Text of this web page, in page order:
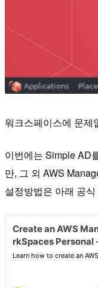
워크스페이스에 문제
이번에는 Simple AD
만, 그 외 AWS
설정방법은 아래 공